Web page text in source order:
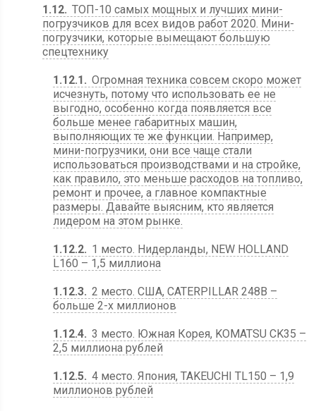
1.12 ТОП-10 самых мощных и лучших мини-
погрузчиков для всех видов работ 2020. Мини-
погрузчики, которые вымещают большую
спецтехнику
1.12.1
Огромная техника совсем скоро может
исчезнуть, потому что использовать ее не
выгодно, особенно когда появляется все
больше менее габаритных машин,
выполняющих те же функции. Например,
мини-погрузчики, они все чаще стали
использоваться производствами и на стройке,
как правило, это меньше расходов на топливо,
ремонт и прочее, а главное компактные
размеры. Давайте выясним, кто является
лидером на этом рынке.
1.12.2
1 место. Нидерланды, NEW HOLLAND
L160 – 1,5 миллиона
1.12.3 2 место. США, CATERPILLAR 248B –
больше 2-х миллионов
1.12.4 3 место. Южная Корея, KOMATSU CK35 –
2,5 миллиона рублей
1.12.5 4 место. Япония, TAKEUCHI TL150 – 1,9
миллионов рублей